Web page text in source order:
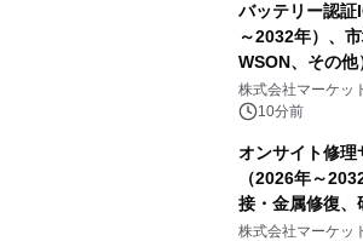
バッテリー認証
～2032年）、
WSON、その
表
株式会社マーケッ
10分前
オンサイト修理
（2026年～
接・金属修復、
メント、その他
株式会社マーケッ